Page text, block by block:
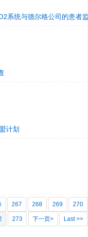
系统与德尔格公司的患者
计划
267 268 269 270
273 下一页> Last >>